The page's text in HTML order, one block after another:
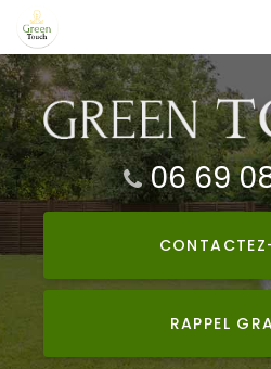
Aller
au
contenu
principal
06 69
RAPPEL